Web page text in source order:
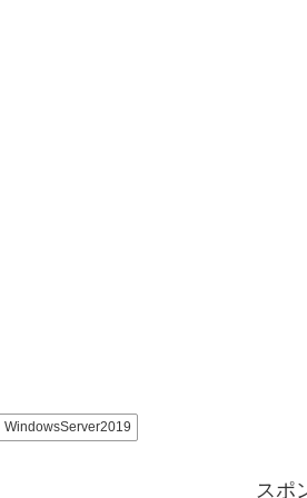
WindowsServer2019
スポ